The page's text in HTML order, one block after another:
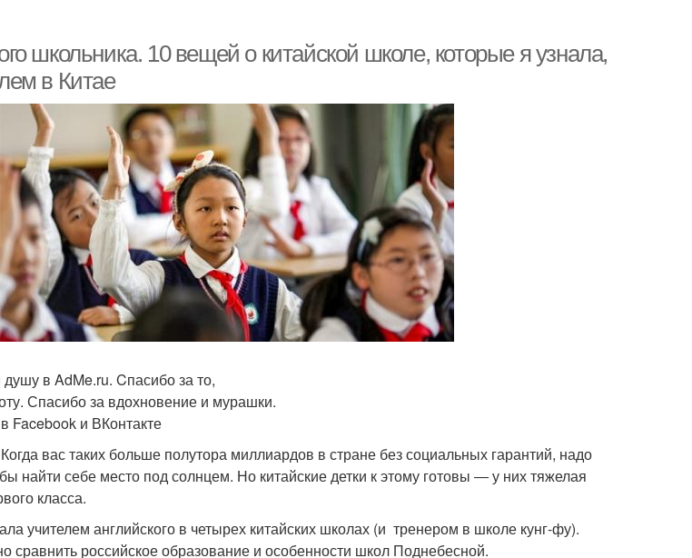
школьника. 10 вещей о китайской школе, которые я узнала,
в Китае
в AdMe.ru. Cпасибо за то,
Спасибо за вдохновение и мурашки.
Facebook и ВКонтакте
вас таких больше полутора миллиардов в стране без социальных гарантий, надо
найти себе место под солнцем. Но китайские детки к этому готовы ― у них тяжелая
класса.
учителем английского в четырех китайских школах (и тренером в школе кунг-фу).
сравнить российское образование и особенности школ Поднебесной.